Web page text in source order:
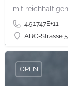
4.91747E+11
ABC-Strasse
OPEN